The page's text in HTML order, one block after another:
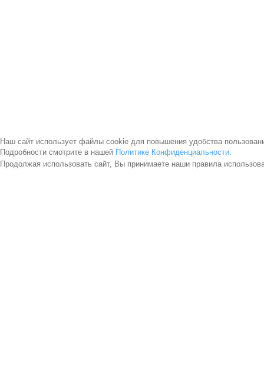
Наш сайт использует файлы cookie для повышения удобства
Подробности смотрите в нашей Политике Конфиденциальности.
Продолжая использовать сайт, Вы принимаете наши правила